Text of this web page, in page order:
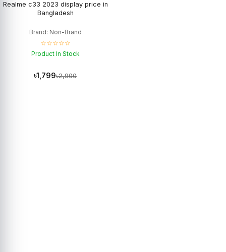
Realme c33 2023 display price in
Bangladesh
Brand: Non-Brand
☆☆☆☆☆
Product In Stock
৳1,799৳2,900